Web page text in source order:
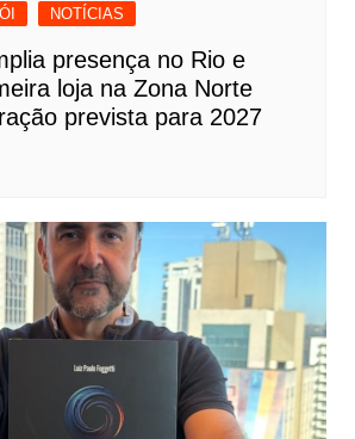
NOTÍCIAS
presença no Rio e
loja na Zona Norte
prevista para 2027